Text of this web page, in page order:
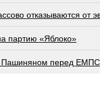
отказываются от
партию «Яблоко»
Пашиняном перед ЕМПС